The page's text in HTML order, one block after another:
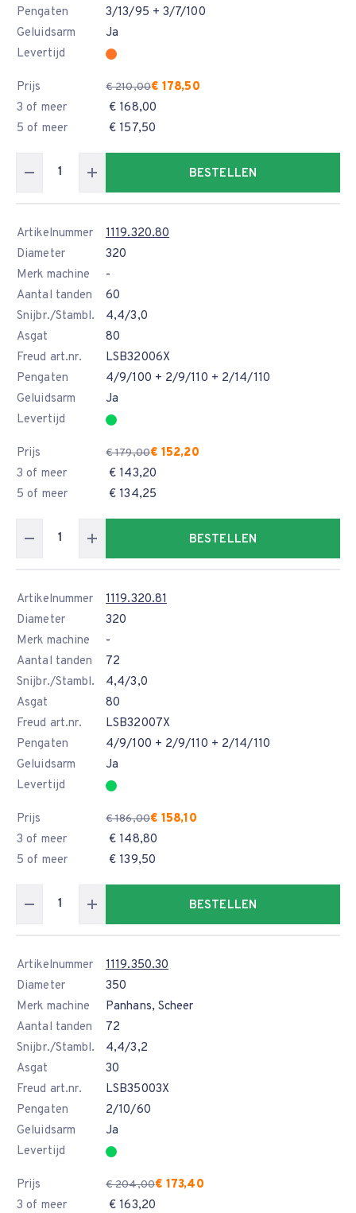
Pengaten
3/13/95 + 3/7/100
Geluidsarm
Ja
Levertijd
Prijs € 210,00€ 178,50
3 of meer
€ 168,00
5 of meer
€ 157,50
BESTELLEN
Artikelnummer
1119.320.80
Diameter
320
Merk machine
-
Aantal tanden
60
Snijbr./Stambl.
4,4/3,0
Asgat
80
Freud art.nr.
LSB32006X
Pengaten
4/9/100 + 2/9/110 + 2/14/110
Geluidsarm
Ja
Levertijd
Prijs € 179,00€ 152,20
3 of meer
€ 143,20
5 of meer
€ 134,25
BESTELLEN
Artikelnummer
1119.320.81
Diameter
320
Merk machine
-
Aantal tanden
72
Snijbr./Stambl.
4,4/3,0
Asgat
80
Freud art.nr.
LSB32007X
Pengaten
4/9/100 + 2/9/110 + 2/14/110
Geluidsarm
Ja
Levertijd
Prijs € 186,00€ 158,10
3 of meer
€ 148,80
5 of meer
€ 139,50
BESTELLEN
Artikelnummer
1119.350.30
Diameter
350
Merk machine
Panhans, Scheer
Aantal tanden
72
Snijbr./Stambl.
4,4/3,2
Asgat
30
Freud art.nr.
LSB35003X
Pengaten
2/10/60
Geluidsarm
Ja
Levertijd
Prijs € 204,00€ 173,40
3 of meer
€ 163,20